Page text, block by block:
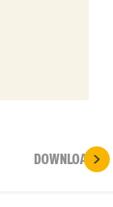
DOWNLOADS